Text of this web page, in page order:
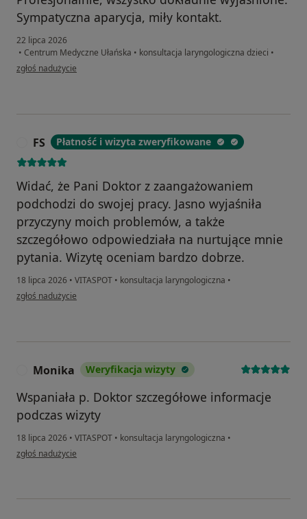
Sympatyczna aparycja, miły kontakt.
22 lipca 2026
• Centrum Medyczne Ułańska • konsultacja laryngologiczna dzieci •
w opinii użytkownika Iza
zgłoś nadużycie
FS Płatność i wizyta zweryfikowane
Widać, że Pani Doktor z zaangażowaniem
podchodzi do swojej pracy. Jasno wyjaśniła
przyczyny moich problemów, a także
szczegółowo odpowiedziała na nurtujące mnie
pytania. Wizytę oceniam bardzo dobrze.
18 lipca 2026 • VITASPOT • konsultacja laryngologiczna •
w opinii użytkownika FS
zgłoś nadużycie
Monika Weryfikacja wizyty
Wspaniała p. Doktor szczegółowe informacje
podczas wizyty
18 lipca 2026 • VITASPOT • konsultacja laryngologiczna •
w opinii użytkownika Monika
zgłoś nadużycie